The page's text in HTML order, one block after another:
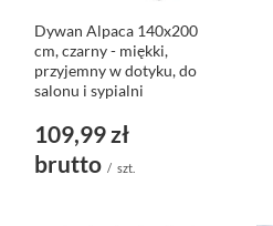
Dywan Alpaca 140x200
cm, czarny - miękki,
przyjemny w dotyku, do
salonu i sypialni
109,99 zł
brutto / szt.